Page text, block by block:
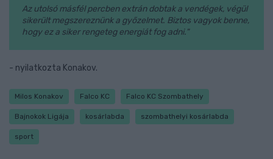
Az utolsó másfél percben extrán dobtak a vendégek, végül
sikerült megszereznünk a győzelmet. Biztos vagyok benne,
hogy ez a siker rengeteg energiát fog adni."
- nyilatkozta Konakov.
Milos Konakov Falco KC Falco KC Szombathely
Bajnokok Ligája kosárlabda szombathelyi kosárlabda
sport